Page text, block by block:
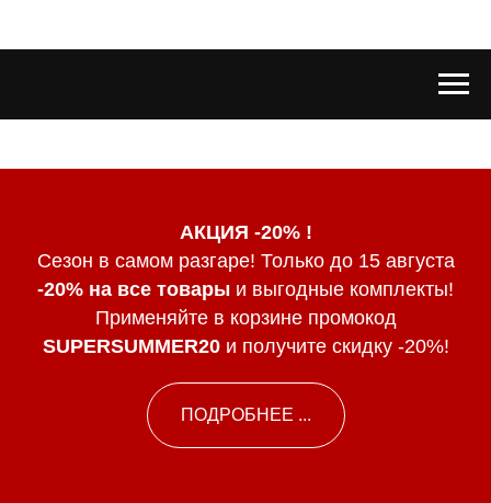
АКЦИЯ -20% !
Сезон в самом разгаре! Только до 15 августа
-20% на все товары и выгодные комплекты!
Применяйте в корзине промокод
SUPERSUMMER20и получите скидку -20%!
ПОДРОБНЕЕ ...